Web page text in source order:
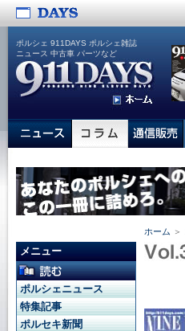
ポルシェ 911DAYS ポルシェ雑誌
ニュース 中古車 パーツなど
ホーム ＞
メニュー
ポルシェニュース
特集記事
ポルセキ新聞